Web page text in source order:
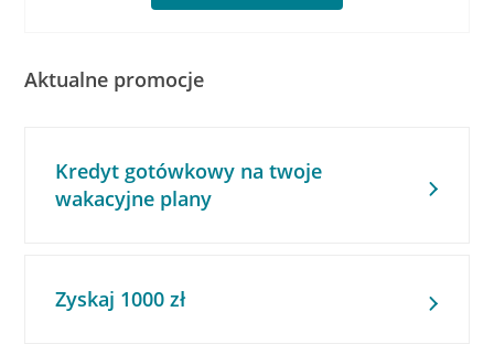
Aktualne promocje
Kredyt gotówkowy na twoje
wakacyjne plany
Zyskaj 1000 zł